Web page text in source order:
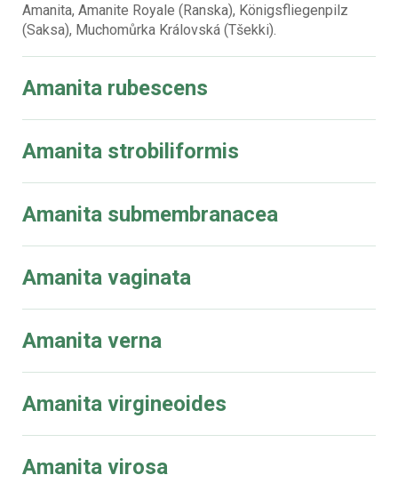
Amanita, Amanite Royale (Ranska), Königsfliegenpilz
(Saksa), Muchomůrka Královská (Tšekki).
Amanita rubescens
Amanita strobiliformis
Amanita submembranacea
Amanita vaginata
Amanita verna
Amanita virgineoides
Amanita virosa